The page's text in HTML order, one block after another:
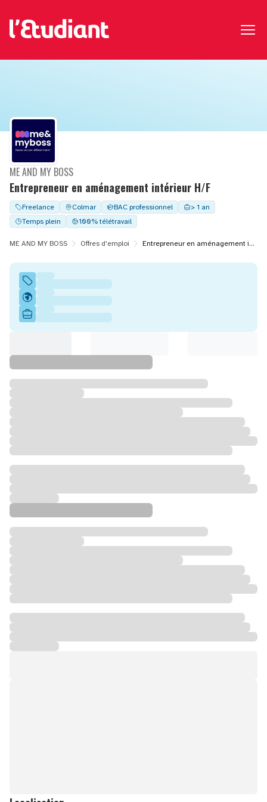
Entrepreneur en aménagement intérieur H/F
ME AND MY BOSS
Freelance Colmar BAC professionnel
> 1 an
Temps plein
100% télétravail
ME AND MY BOSS Offres d'emploi Entrepreneur en aménagement intérieur H/F